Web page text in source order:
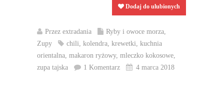
Dodaj do ulubionych
Przez extradania Ryby i owoce morza,
Zupy
chili, kolendra, krewetki, kuchnia
orientalna, makaron ryżowy, mleczko kokosowe,
zupa tajska
1 Komentarz 4 marca 2018